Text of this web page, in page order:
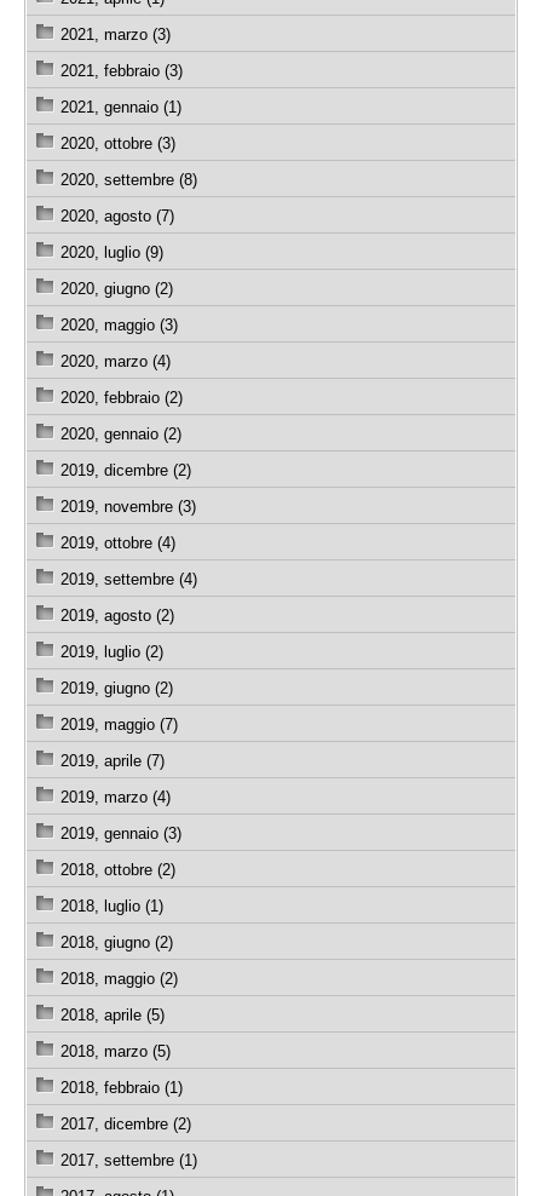
2021, marzo (3)
2021, febbraio (3)
2021, gennaio (1)
2020, ottobre (3)
2020, settembre (8)
2020, agosto (7)
2020, luglio (9)
2020, giugno (2)
2020, maggio (3)
2020, marzo (4)
2020, febbraio (2)
2020, gennaio (2)
2019, dicembre (2)
2019, novembre (3)
2019, ottobre (4)
2019, settembre (4)
2019, agosto (2)
2019, luglio (2)
2019, giugno (2)
2019, maggio (7)
2019, aprile (7)
2019, marzo (4)
2019, gennaio (3)
2018, ottobre (2)
2018, luglio (1)
2018, giugno (2)
2018, maggio (2)
2018, aprile (5)
2018, marzo (5)
2018, febbraio (1)
2017, dicembre (2)
2017, settembre (1)